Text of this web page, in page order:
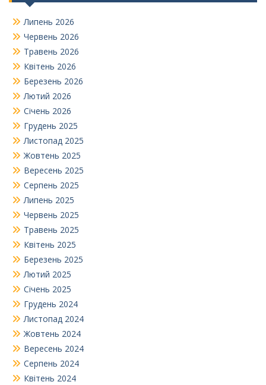
Липень 2026
Червень 2026
Травень 2026
Квітень 2026
Березень 2026
Лютий 2026
Січень 2026
Грудень 2025
Листопад 2025
Жовтень 2025
Вересень 2025
Серпень 2025
Липень 2025
Червень 2025
Травень 2025
Квітень 2025
Березень 2025
Лютий 2025
Січень 2025
Грудень 2024
Листопад 2024
Жовтень 2024
Вересень 2024
Серпень 2024
Квітень 2024